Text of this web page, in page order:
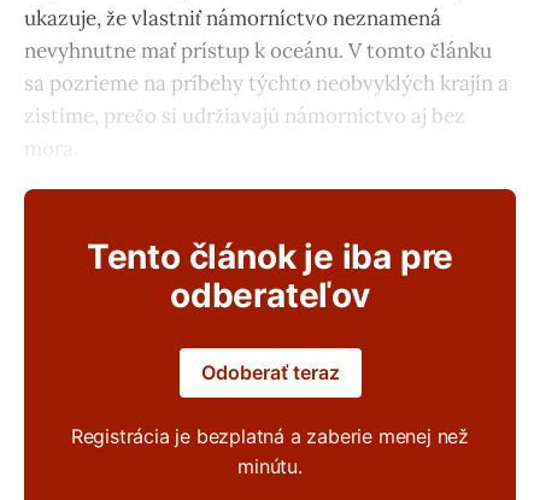
ukazuje, že vlastniť námorníctvo neznamená
nevyhnutne mať prístup k oceánu. V tomto článku
sa pozrieme na príbehy týchto neobvyklých krajín a
zistíme, prečo si udržiavajú námorníctvo aj bez
mora.
Tento článok je iba pre
odberateľov
Odoberať teraz
Registrácia je bezplatná a zaberie menej než
minútu.